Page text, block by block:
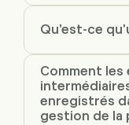
Qu'est-ce
Comment
enregistrés
gestion de la